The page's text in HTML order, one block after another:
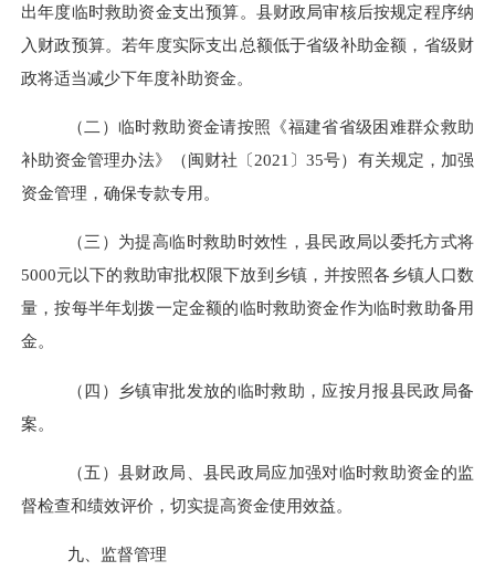
出年度临时救助资金支出预算。县财政局审核后按规定程序纳
入财政预算。若年度实际支出总额低于省级补助金额，省级财
政将适当减少下年度补助资金。
（二）临时救助资金请按照《福建省省级困难群众救助
补助资金管理办法》（闽财社〔2021 〕35号） 有关规定，加强
资金管理，确保专款专用。
（三）为提高临时救助时效性，县民政局以委托方式将
5000元以下的救助审批权限下放到乡镇，并按照各乡镇人口数
量，按每半年划拨一定金额的临时救助资金作为临时救助备用
金。
（四）乡镇审批发放的临时救助，应按月报县民政局备
案。
（五）县财政局、县民政局应加强对临时救助资金的监
督检查和绩效评价，切实提高资金使用效益。
九、监督管理